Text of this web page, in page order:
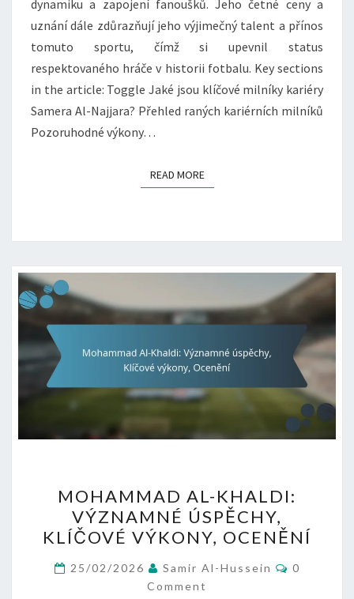
dynamiku a zapojení fanoušků. Jeho četné ceny a
uznání dále zdůrazňují jeho výjimečný talent a přínos
tomuto sportu, čímž si upevnil status
respektovaného hráče v historii fotbalu. Key sections
in the article: Toggle Jaké jsou klíčové milníky kariéry
Samera Al-Najjara? Přehled raných kariérních milníků
Pozoruhodné výkony…
READ MOREREAD MORE
AL-
KHALDI:
VÝZNAMNÉ
ÚSPĚCHY,
KLÍČOVÉ
MOHAMMAD AL-KHALDI:
VÝZNAMNÉ ÚSPĚCHY,
KLÍČOVÉ VÝKONY, OCENĚNÍ
25/02/2026 Samir Al-Hussein Comments
0
Comment